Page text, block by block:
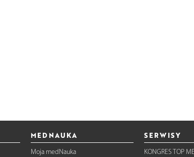
MEDNAUKA
Moja medNauka
SERWISY
KONGRES TOP